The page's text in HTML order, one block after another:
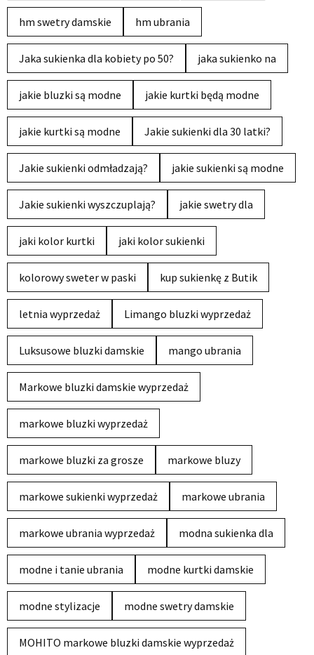
hm swetry damskie hm ubrania
Jaka sukienka dla kobiety po 50? jaka sukienko na
jakie bluzki są modne jakie kurtki będą modne
jakie kurtki są modne Jakie sukienki dla 30 latki?
Jakie sukienki odmładzają? jakie sukienki są modne
Jakie sukienki wyszczuplają? jakie swetry dla
jaki kolor kurtki jaki kolor sukienki
kolorowy sweter w paski kup sukienkę z Butik
letnia wyprzedaż Limango bluzki wyprzedaż
Luksusowe bluzki damskie mango ubrania
Markowe bluzki damskie wyprzedaż
markowe bluzki wyprzedaż
markowe bluzki za grosze markowe bluzy
markowe sukienki wyprzedaż markowe ubrania
markowe ubrania wyprzedaż modna sukienka dla
modne i tanie ubrania modne kurtki damskie
modne stylizacje modne swetry damskie
MOHITO markowe bluzki damskie wyprzedaż